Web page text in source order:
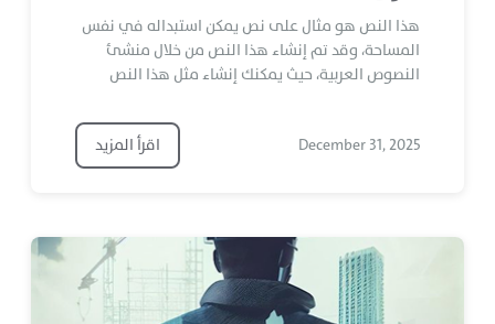
هذا النص هو مثال على نص يمكن استبداله في نفس
المساحة، وقد تم إنشاء هذا النص من خلال منشئ
النصوص العربية، حيث يمكنك إنشاء مثل هذا النص
December 31, 2025 اقرأ المزيد